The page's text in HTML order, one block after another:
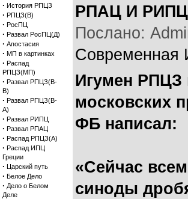
· История РПЦЗ
· РПЦЗ(В)
· РосПЦ
· Развал РосПЦ(Д)
· Апостасия
· МП в картинках
· Распад
РПЦЗ(МП)
· Развал РПЦЗ(В-
В)
· Развал РПЦЗ(В-
А)
· Развал РИПЦ
· Развал РПАЦ
· Распад РПЦЗ(А)
· Распад ИПЦ
Греции
· Царский путь
· Белое Дело
· Дело о Белом
Деле
РПАЦ И
Послано:
Современная
Игумен РПЦЗ
московских
ФБ написал:
«Сейчас
синоды